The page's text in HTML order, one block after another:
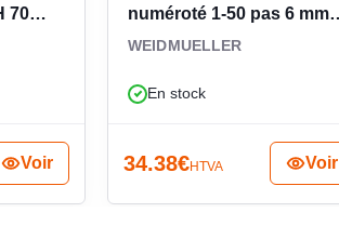
70
Voir
numéroté 1-50 pas 6 mm
0468660001
WEIDMUELLER
En stock
34.38€HTVA Voir